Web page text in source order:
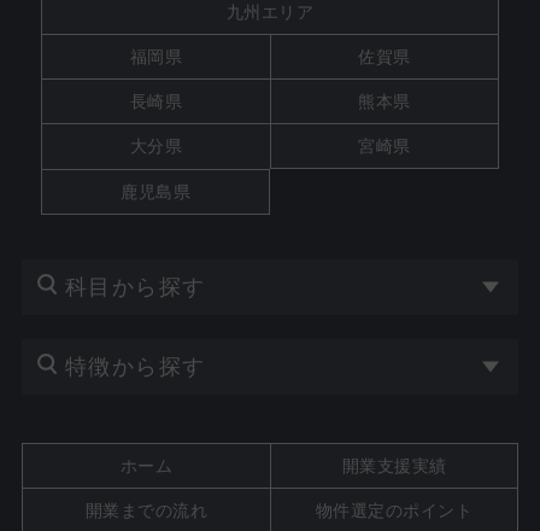
九州エリア
福岡県 佐賀県
長崎県 熊本県
大分県 宮崎県
鹿児島県
科目から探す
特徴から探す
ホーム 開業支援実績
開業までの流れ 物件選定のポイント